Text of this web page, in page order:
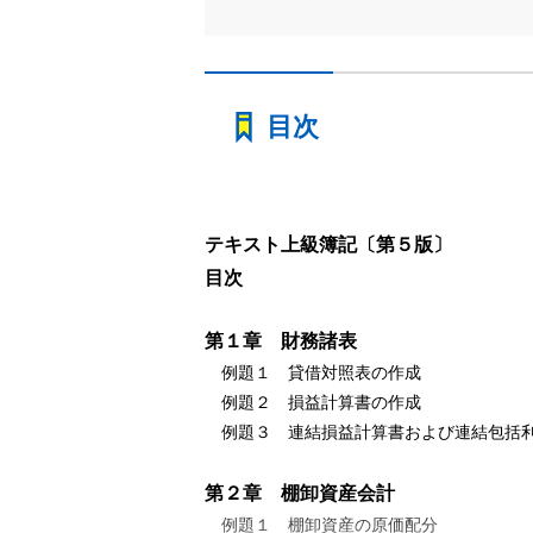
目次
テキスト上級簿記〔第５版〕
目次
第１章 財務諸表
例題１ 貸借対照表の作成
例題２ 損益計算書の作成
例題３ 連結損益計算書および連結包括
第２章 棚卸資産会計
例題１ 棚卸資産の原価配分